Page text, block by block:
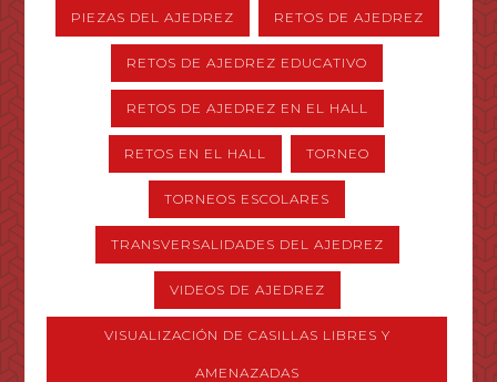
PIEZAS DEL AJEDREZ RETOS DE AJEDREZ
RETOS DE AJEDREZ EDUCATIVO
RETOS DE AJEDREZ EN EL HALL
RETOS EN EL HALL TORNEO
TORNEOS ESCOLARES
TRANSVERSALIDADES DEL AJEDREZ
VIDEOS DE AJEDREZ
VISUALIZACIÓN DE CASILLAS LIBRES Y
AMENAZADAS